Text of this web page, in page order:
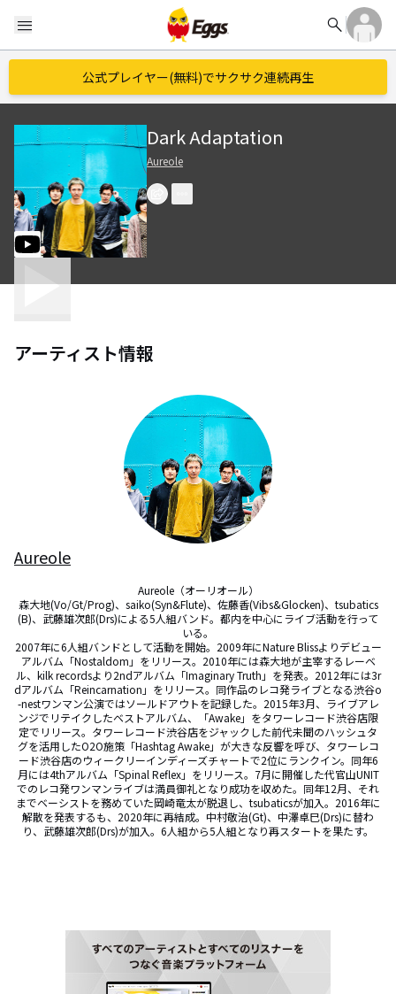
menu search
公式プレイヤー(無料)でサクサク連続再生
Dark Adaptation
Aureole
アーティスト情報
Aureole
Aureole（オーリオール）
森大地(Vo/Gt/Prog)、saiko(Syn&Flute)、佐藤香(Vibs&Glocken)、tsubatics
(B)、武藤雄次郎(Drs)による5人組バンド。都内を中心にライブ活動を行って
いる。
2007年に6人組バンドとして活動を開始。2009年にNature Blissよりデビュー
アルバム「Nostaldom」をリリース。2010年には森大地が主宰するレーベ
ル、kilk recordsより2ndアルバム「Imaginary Truth」を発表。2012年には3r
dアルバム「Reincarnation」をリリース。同作品のレコ発ライブとなる渋谷o
-nestワンマン公演ではソールドアウトを記録した。2015年3月、ライブアレ
ンジでリテイクしたベストアルバム、「Awake」をタワーレコード渋谷店限
定でリリース。タワーレコード渋谷店をジャックした前代未聞のハッシュタ
グを活用したO2O施策「Hashtag Awake」が大きな反響を呼び、タワーレコ
ード渋谷店のウィークリーインディーズチャートで2位にランクイン。同年6
月には4thアルバム「Spinal Reflex」をリリース。7月に開催した代官山UNIT
でのレコ発ワンマンライブは満員御礼となり成功を収めた。同年12月、それ
までベーシストを務めていた岡崎竜太が脱退し、tsubaticsが加入。2016年に
解散を発表するも、2020年に再結成。中村敬治(Gt)、中澤卓巳(Drs)に替わ
り、武藤雄次郎(Drs)が加入。6人組から5人組となり再スタートを果たす。